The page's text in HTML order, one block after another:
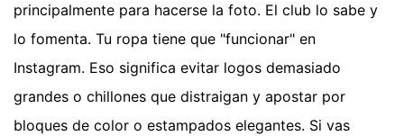
principalmente para hacerse la foto. El club lo sabe y
lo fomenta. Tu ropa tiene que "funcionar" en
Instagram. Eso significa evitar logos demasiado
grandes o chillones que distraigan y apostar por
bloques de color o estampados elegantes. Si vas